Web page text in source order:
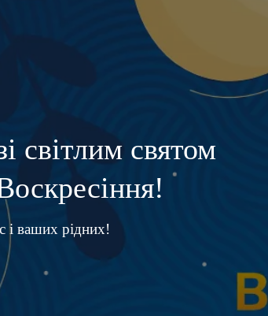
світлим святом
і ваших рідних!